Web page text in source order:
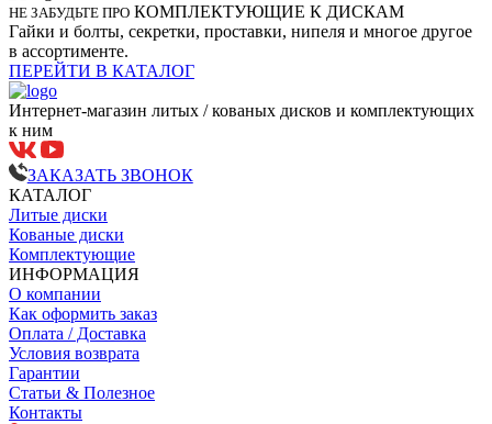
НЕ ЗАБУДЬТЕ ПРО КОМПЛЕКТУЮЩИЕ К ДИСКАМ
Гайки и болты, секретки, проставки, нипеля и многое другое
в ассортименте.
ПЕРЕЙТИ В КАТАЛОГ
Интернет-магазин литых / кованых дисков и комплектующих
к ним
ЗАКАЗАТЬ ЗВОНОК
КАТАЛОГ
Литые диски
Кованые диски
Комплектующие
ИНФОРМАЦИЯ
О компании
Как оформить заказ
Оплата / Доставка
Условия возврата
Гарантии
Статьи & Полезное
Контакты